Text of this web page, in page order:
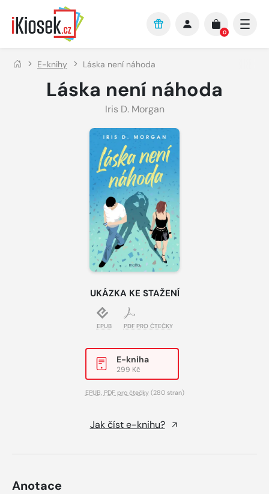
Přejít na hlavní obsah
0
E-knihy Láska není náhoda
Láska není náhoda
Iris D. Morgan
UKÁZKA KE STAŽENÍ
EPUB PDF PRO ČTEČKY
E-kniha
299 Kč
EPUB PDF pro čtečky(280 stran)
Jak číst e-knihu?
Anotace